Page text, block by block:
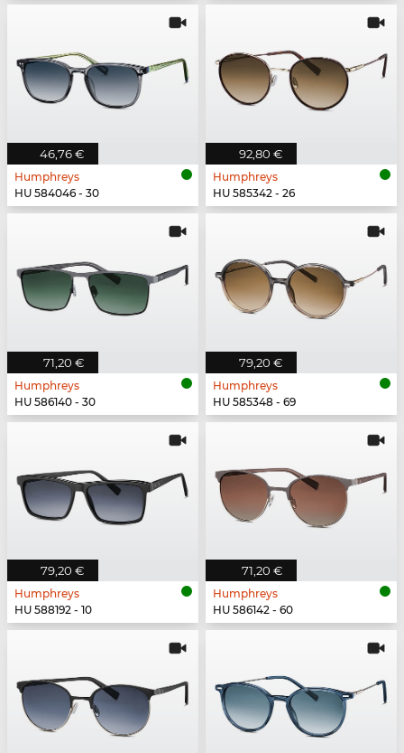
46,76 €
Humphreys
HU 584046 - 30
92,80 €
Humphreys
HU 585342 - 26
71,20 €
Humphreys
HU 586140 - 30
79,20 €
Humphreys
HU 585348 - 69
79,20 €
Humphreys
HU 588192 - 10
71,20 €
Humphreys
HU 586142 - 60